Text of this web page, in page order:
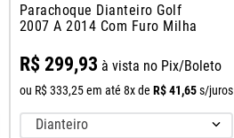
Parachoque Dianteiro Golf
2007 A 2014 Com Furo Milha
R$ 299,93 à vista no Pix/Boleto
ou R$ 333,25 em até 8x de R$ 41,65 s/juros
Dianteiro